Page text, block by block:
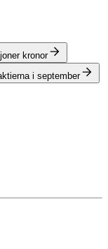
kronor
i september